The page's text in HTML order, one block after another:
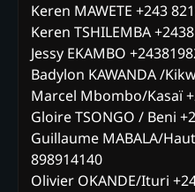
Keren MAWETE +243
Keren TSHILEMBA
Jessy EKAMBO
Badylon KAWANDA /
Marcel Mbombo/Kasaï
Gloire TSONGO / Beni
Guillaume MABALA/
898914140
Olivier OKANDE/Ituri